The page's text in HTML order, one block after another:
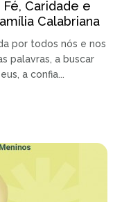
Caridade e
Calabriana
por todos nós e nos
palavras, a buscar
a confia...